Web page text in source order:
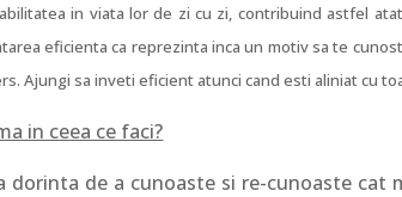
in viata lor de zi cu zi, contribuind astfel
eficienta ca reprezinta inca un motiv sa te
Ajungi sa inveti eficient atunci cand esti aliniat cu
in ceea ce faci?
dorinta de a cunoaste si re-cunoaste